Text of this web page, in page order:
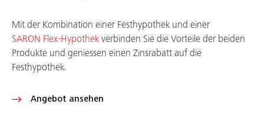
Mit der Kombination einer Festhypothek und einer
SARON Flex-Hypothek verbinden Sie die Vorteile der beiden
Produkte und geniessen einen Zinsrabatt auf die
Festhypothek.
Angebot ansehen